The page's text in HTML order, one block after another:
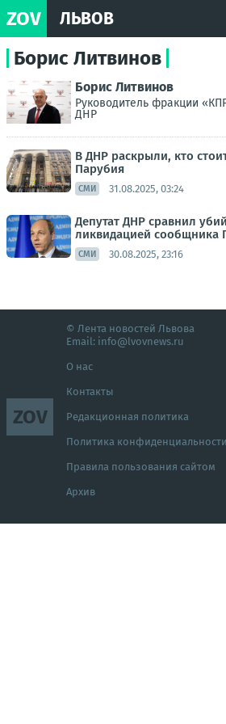
ZOV ЛЬВОВ
Борис Литвинов
Борис Литвинов
Руководитель фракции
ДНР
В ДНР раскрыли, кто
Парубия
СМИ 31.08.2025, 03:24
Депутат ДНР сравнил
ликвидацией сообщника
СМИ 30.08.2025, 23:16
ZOV
© Лента новостей Львова
Email: info@lvovnews.ru
О нас
Контакты
Редакционная политика
Политика конфиденциальности
Правила пользования сайтом
Архив